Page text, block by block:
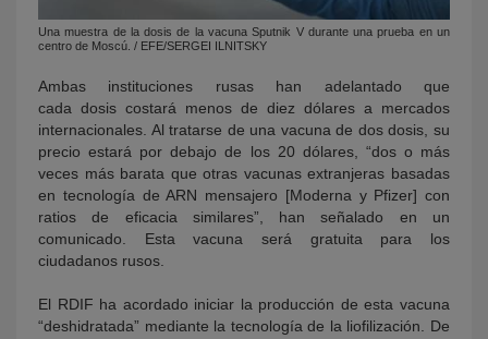
Una muestra de la dosis de la vacuna Sputnik V durante una prueba en un
centro de Moscú. / EFE/SERGEI ILNITSKY
Ambas instituciones rusas han adelantado que
cada dosis costará menos de diez dólares a mercados
internacionales. Al tratarse de una vacuna de dos dosis, su
precio estará por debajo de los 20 dólares, “dos o más
veces más barata que otras vacunas extranjeras basadas
en tecnología de ARN mensajero [Moderna y Pfizer] con
ratios de eficacia similares”, han señalado en un
comunicado. Esta vacuna será gratuita para los
ciudadanos rusos.
El RDIF ha acordado iniciar la producción de esta vacuna
“deshidratada” mediante la tecnología de la liofilización. De